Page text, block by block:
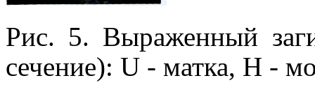
Рис. 5. Выраженный
сечение): U - матка, Н -